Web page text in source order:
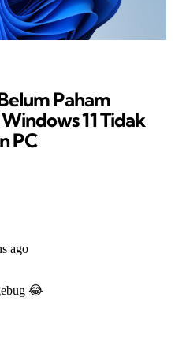
Paham
11 Tidak
PC